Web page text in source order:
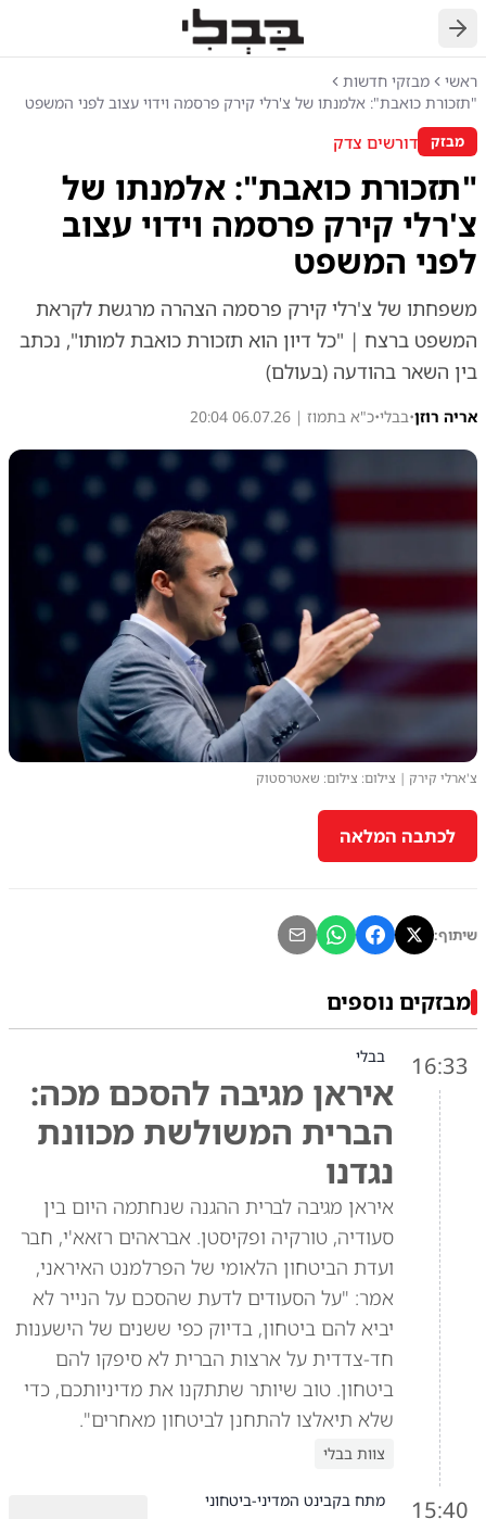
חזרה
ראשי
מבזקי חדשות
"תזכורת כואבת": אלמנתו של צ'רלי קירק פרסמה וידוי עצוב לפני המשפט
מבזק דורשים צדק
"תזכורת כואבת": אלמנתו של
צ'רלי קירק פרסמה וידוי עצוב
לפני המשפט
משפחתו של צ'רלי קירק פרסמה הצהרה מרגשת לקראת
המשפט ברצח | "כל דיון הוא תזכורת כואבת למותו", נכתב
בין השאר בהודעה (בעולם)
אריה רוזן•בבלי•כ"א בתמוז | 06.07.26 20:04
צ'ארלי קירק | צילום: צילום: שאטרסטוק
לכתבה המלאה
שיתוף:
מבזקים נוספים
16:33 בבלי
איראן מגיבה להסכם מכה:
הברית המשולשת מכוונת
נגדנו
איראן מגיבה לברית ההגנה שנחתמה היום בין
סעודיה, טורקיה ופקיסטן. אבראהים רזאא'י, חבר
ועדת הביטחון הלאומי של הפרלמנט האיראני,
אמר: "על הסעודים לדעת שהסכם על הנייר לא
יביא להם ביטחון, בדיוק כפי ששנים של הישענות
חד-צדדית על ארצות הברית לא סיפקו להם
ביטחון. טוב שיותר שתתקנו את מדיניותכם, כדי
שלא תיאלצו להתחנן לביטחון מאחרים".
צוות בבלי
15:40 מתח בקבינט המדיני-ביטחוני